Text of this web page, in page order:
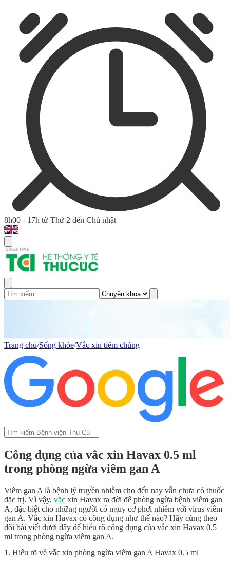
8h00 - 17h từ Thứ 2 đến Chủ nhật
Trang chủ/Sống khỏe/Vắc xin tiêm chủng
Công dụng của vắc xin Havax 0.5 ml
trong phòng ngừa viêm gan A
Viêm gan A là bệnh lý truyền nhiễm cho đến nay vẫn chưa có thuốc
đặc trị. Vì vậy, vắc xin Havax ra đời để phòng ngừa bệnh viêm gan
A, đặc biệt cho những người có nguy cơ phơi nhiễm với virus viêm
gan A. Vắc xin Havax có công dụng như thế nào? Hãy cùng theo
dõi bài viết dưới đây để hiểu rõ công dụng của vắc xin Havax 0.5
ml trong phòng ngừa viêm gan A.
1. Hiểu rõ về vắc xin phòng ngừa viêm gan A Havax 0.5 ml